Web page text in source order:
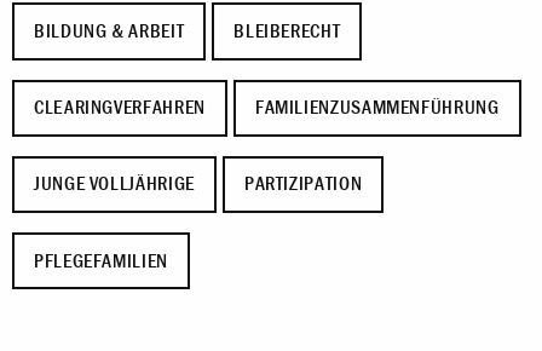
BILDUNG & ARBEIT BLEIBERECHT
CLEARINGVERFAHREN FAMILIENZUSAMMENFÜHRUNG
JUNGE VOLLJÄHRIGE PARTIZIPATION
PFLEGEFAMILIEN